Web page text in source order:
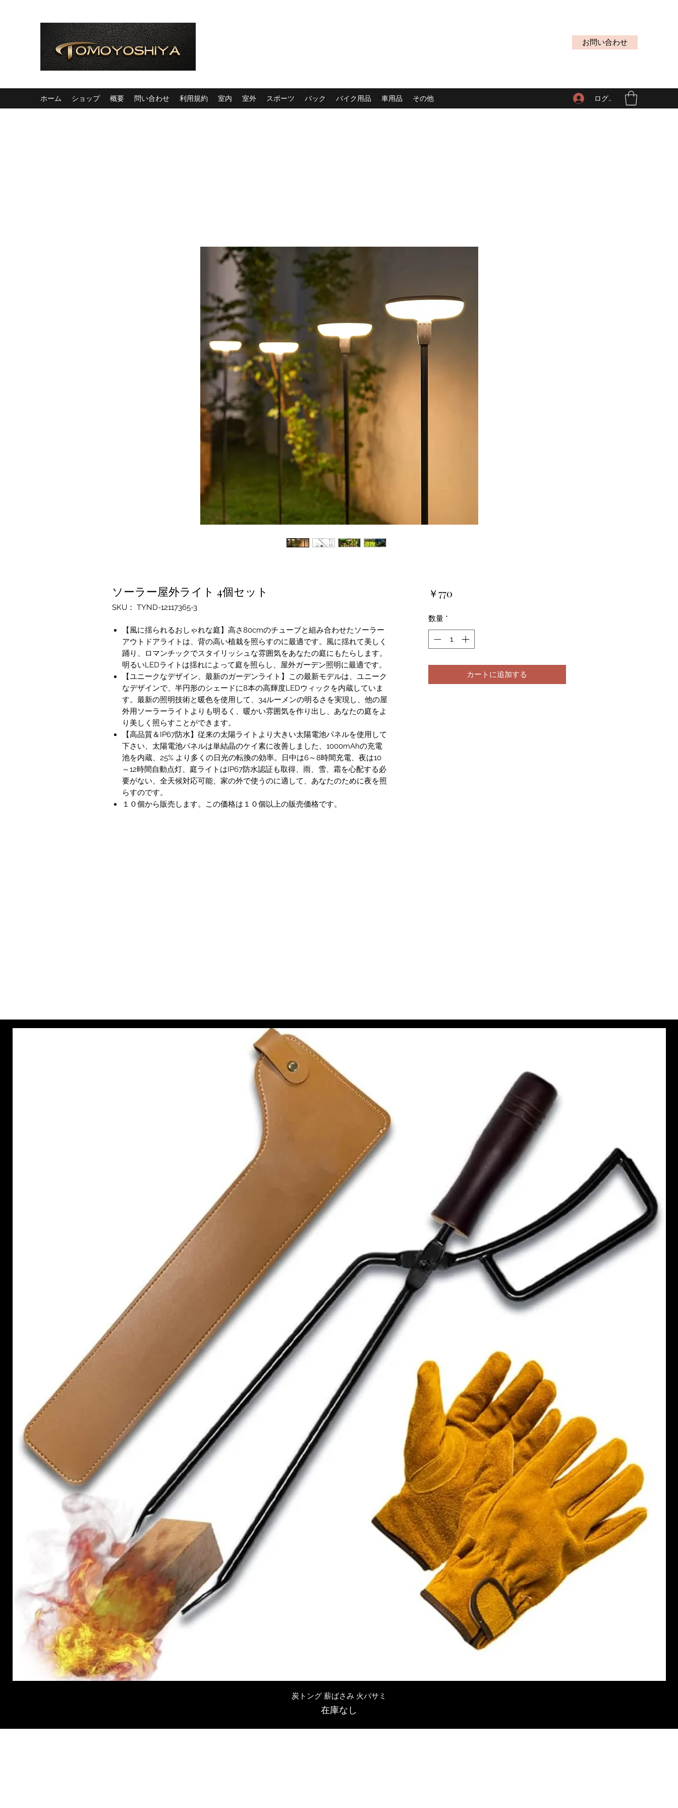
お問い合わせ
ホーム ショップ 概要 問い合わせ 利用規約 室内 室外 スポーツ バック バイク用品 車用品 その他 ログイン
ソーラー屋外ライト 4個セット
SKU： TYND-12117365-3
【風に揺られるおしゃれな庭】高さ80cmのチューブと組み合わせたソーラー
アウトドアライトは、背の高い植栽を照らすのに最適です。風に揺れて美しく
踊り、ロマンチックでスタイリッシュな雰囲気をあなたの庭にもたらします。
明るいLEDライトは揺れによって庭を照らし、屋外ガーデン照明に最適です。
【ユニークなデザイン、最新のガーデンライト】この最新モデルは、ユニーク
なデザインで、半円形のシェードに8本の高輝度LEDウィックを内蔵していま
す。最新の照明技術と暖色を使用して、34ルーメンの明るさを実現し、他の屋
外用ソーラーライトよりも明るく、暖かい雰囲気を作り出し、あなたの庭をよ
り美しく照らすことができます。
【高品質＆IP67防水】従来の太陽ライトより大きい太陽電池パネルを使用して
下さい、太陽電池パネルは単結晶のケイ素に改善しました、1000mAhの充電
池を内蔵、25% より多くの日光の転換の効率。日中は6～8時間充電、夜は10
～12時間自動点灯、庭ライトはIP67防水認証も取得、雨、雪、霜を心配する必
要がない、全天候対応可能、家の外で使うのに適して、あなたのために夜を照
らすのです。
１０個から販売します。この価格は１０個以上の販売価格です。
￥770価
数量 *
カートに追加する
クイックビュー
炭トング 薪ばさみ 火バサミ
在庫なし